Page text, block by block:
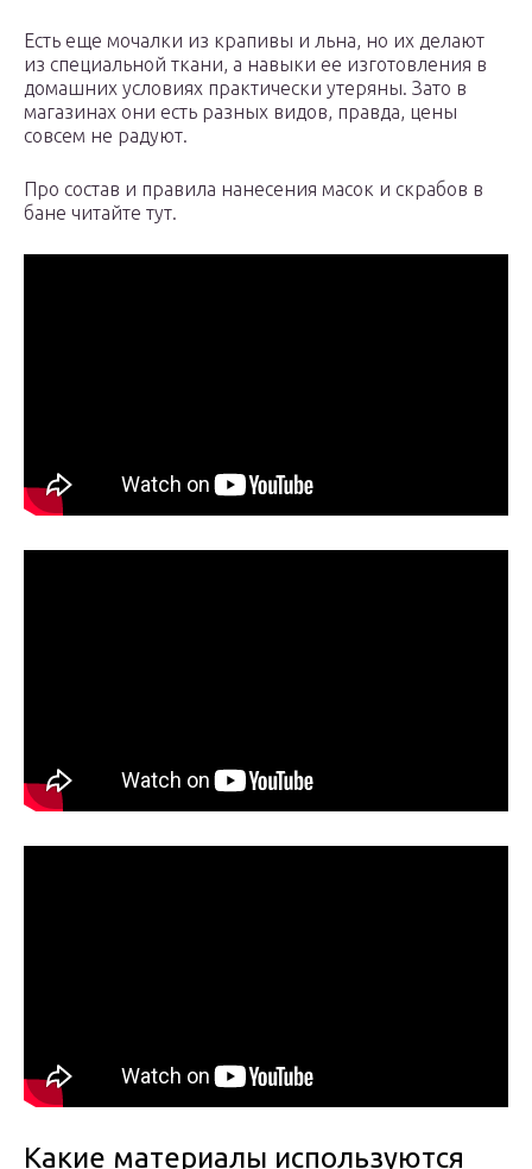
Есть еще мочалки из крапивы и льна, но их делают
из специальной ткани, а навыки ее изготовления в
домашних условиях практически утеряны. Зато в
магазинах они есть разных видов, правда, цены
совсем не радуют.
Про состав и правила нанесения масок и скрабов в
бане читайте тут.
Какие материалы используются